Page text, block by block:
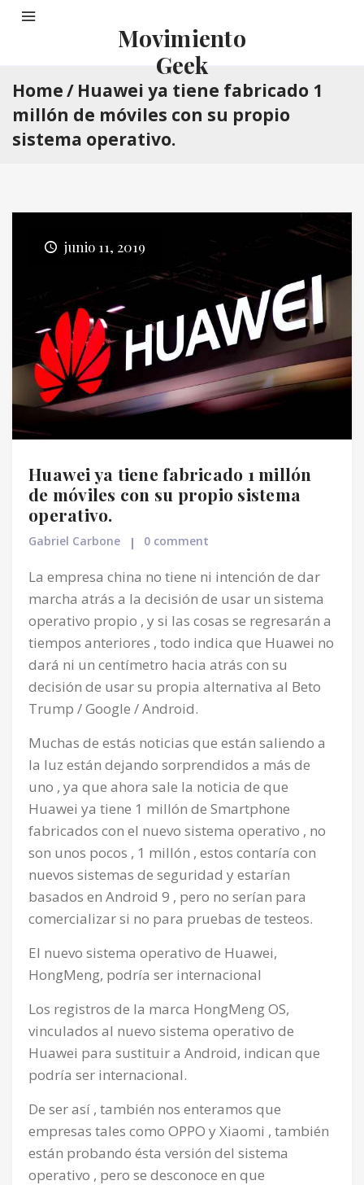
Movimiento
Geek
Home/ Huawei ya tiene fabricado 1
millón de móviles con su propio
sistema operativo.
junio 11, 2019
Huawei ya tiene fabricado 1 millón
de móviles con su propio sistema
operativo.
Gabriel Carbone 0 comment
La empresa china no tiene ni intención de dar
marcha atrás a la decisión de usar un sistema
operativo propio , y si las cosas se regresarán a
tiempos anteriores , todo indica que Huawei no
dará ni un centímetro hacia atrás con su
decisión de usar su propia alternativa al Beto
Trump / Google / Android.
Muchas de estás noticias que están saliendo a
la luz están dejando sorprendidos a más de
uno , ya que ahora sale la noticia de que
Huawei ya tiene 1 millón de Smartphone
fabricados con el nuevo sistema operativo , no
son unos pocos , 1 millón , estos contaría con
nuevos sistemas de seguridad y estarían
basados en Android 9 , pero no serían para
comercializar si no para pruebas de testeos.
El nuevo sistema operativo de Huawei,
HongMeng, podría ser internacional
Los registros de la marca HongMeng OS,
vinculados al nuevo sistema operativo de
Huawei para sustituir a Android, indican que
podría ser internacional.
De ser así , también nos enteramos que
empresas tales como OPPO y Xiaomi , también
están probando ésta versión del sistema
operativo , pero se desconoce en que